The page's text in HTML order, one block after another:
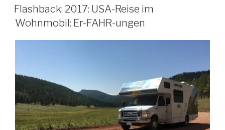
AM
Flashback: 2017: USA-Reise im
Wohnmobil: Er-FAHR-ungen